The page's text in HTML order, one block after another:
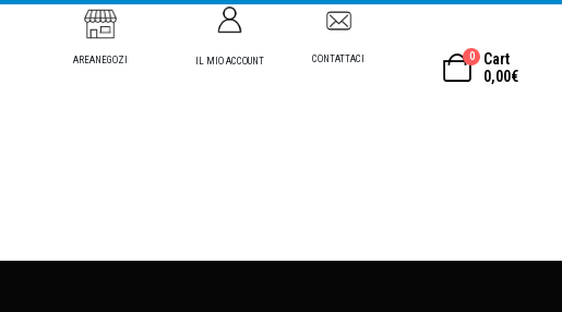
AREANEGOZI IL MIO ACCOUNT CONTATTACI 0
Cart
0,00€